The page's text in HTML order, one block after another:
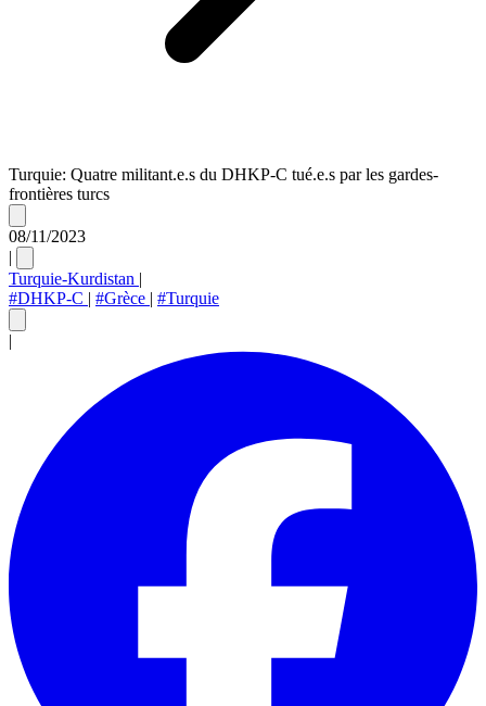
Turquie: Quatre militant.e.s du DHKP-C tué.e.s par les gardes-
frontières turcs
08/11/2023
|
Turquie-Kurdistan |
#DHKP-C | #Grèce | #Turquie
|